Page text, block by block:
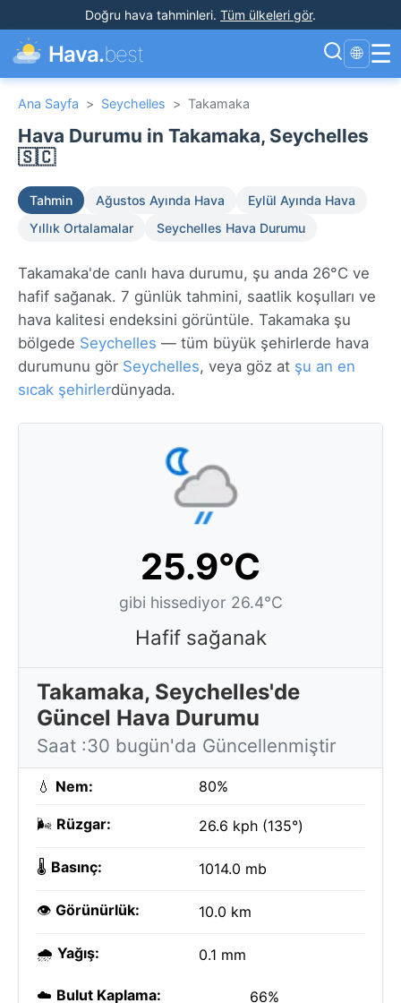
Doğru hava tahminleri. Tüm ülkeleri gör.
Hava.best 🌐 ☰
Ana Sayfa > Seychelles > Takamaka
Hava Durumu in Takamaka, Seychelles
🇸🇨
Tahmin Ağustos Ayında Hava
Eylül Ayında Hava
Yıllık Ortalamalar
Seychelles Hava Durumu
Takamaka'de canlı hava durumu, şu anda 26°C ve
hafif sağanak. 7 günlük tahmini, saatlik koşulları ve
hava kalitesi endeksini görüntüle. Takamaka şu
bölgede Seychelles — tüm büyük şehirlerde hava
durumunu gör Seychelles, veya göz at şu an en
sıcak şehirlerdünyada.
25.9°C
gibi hissediyor 26.4°C
Hafif sağanak
Takamaka, Seychelles'de
Güncel Hava Durumu
Saat :30 bugün'da Güncellenmiştir
💧 Nem: 80%
🌬️ Rüzgar: 26.6 kph (135°)
🌡️ Basınç: 1014.0 mb
👁️ Görünürlük: 10.0 km
🌧️ Yağış: 0.1 mm
☁️ Bulut Kaplama: 66%